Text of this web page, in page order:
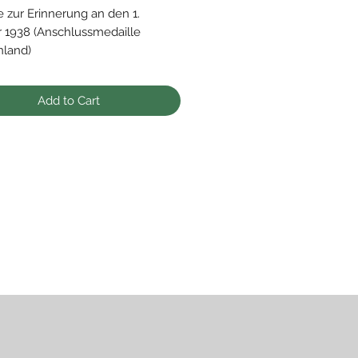
zur Erinnerung an den 1.
1938 (Anschlussmedaille
Add to Cart